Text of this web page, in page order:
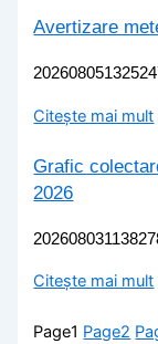
Avertizare
Citește mai mult
Grafic
2026
Citește mai mult
Page1 Page2